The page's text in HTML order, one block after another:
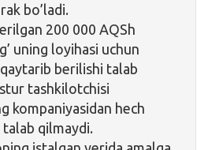
bo’ladi.
200 000 AQSh
uning loyihasi uchun
berilishi talab
tashkilotchisi
kompaniyasidan hech
qilmaydi.